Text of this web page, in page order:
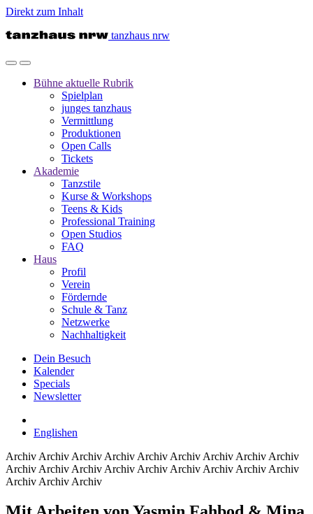
Direkt zum Inhalt
tanzhaus nrw
Bühne aktuelle Rubrik
Spielplan
junges tanzhaus
Vermittlung
Produktionen
Open Calls
Tickets
Akademie
Tanzstile
Kurse & Workshops
Teens & Kids
Professional Training
Open Studios
FAQ
Haus
Profil
Verein
Fördernde
Schule & Tanz
Netzwerke
Nachhaltigkeit
Dein Besuch
Kalender
Specials
Newsletter
Englishen
Archiv Archiv Archiv Archiv Archiv Archiv Archiv Archiv Archiv
Archiv Archiv Archiv Archiv Archiv Archiv Archiv Archiv Archiv
Archiv Archiv Archiv